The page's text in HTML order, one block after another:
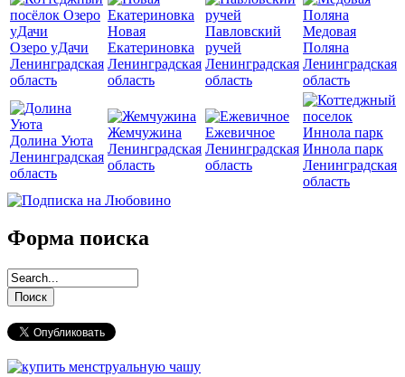
Озеро уДачи
Ленинградская
область
Новая
Екатериновка
Ленинградская
область
Павловский
ручей
Ленинградская
область
Медовая
Поляна
Ленинградская
область
Долина Уюта
Ленинградская
область
Жемчужина
Ленинградская
область
Ежевичное
Ленинградская
область
Иннола парк
Ленинградская
область
Форма поиска